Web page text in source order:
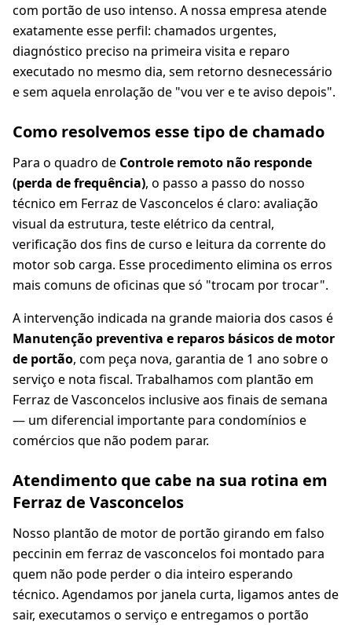
com portão de uso intenso. A nossa empresa atende
exatamente esse perfil: chamados urgentes,
diagnóstico preciso na primeira visita e reparo
executado no mesmo dia, sem retorno desnecessário
e sem aquela enrolação de "vou ver e te aviso depois".
Como resolvemos esse tipo de chamado
Para o quadro de Controle remoto não responde
(perda de frequência), o passo a passo do nosso
técnico em Ferraz de Vasconcelos é claro: avaliação
visual da estrutura, teste elétrico da central,
verificação dos fins de curso e leitura da corrente do
motor sob carga. Esse procedimento elimina os erros
mais comuns de oficinas que só "trocam por trocar".
A intervenção indicada na grande maioria dos casos é
Manutenção preventiva e reparos básicos de motor
de portão, com peça nova, garantia de 1 ano sobre o
serviço e nota fiscal. Trabalhamos com plantão em
Ferraz de Vasconcelos inclusive aos finais de semana
— um diferencial importante para condomínios e
comércios que não podem parar.
Atendimento que cabe na sua rotina em
Ferraz de Vasconcelos
Nosso plantão de motor de portão girando em falso
peccinin em ferraz de vasconcelos foi montado para
quem não pode perder o dia inteiro esperando
técnico. Agendamos por janela curta, ligamos antes de
sair, executamos o serviço e entregamos o portão